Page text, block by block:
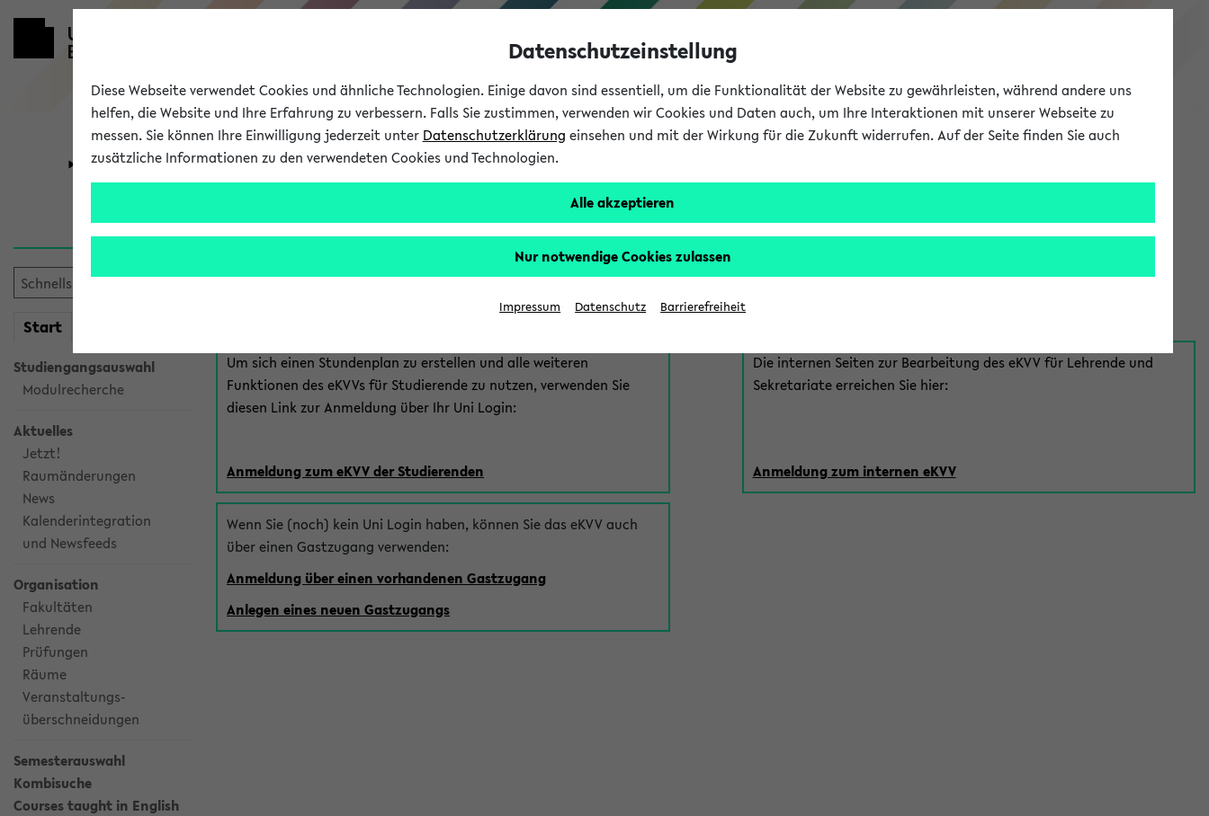
eKVV
Universität Forschung Studium
Start
Studiengangsauswahl
Modulrecherche
Aktuelles
Jetzt!
Raumänderungen
News
Kalenderintegration
und Newsfeeds
Organisation
Fakultäten
Lehrende
Prüfungen
Räume
Veranstaltungs-
überschneidungen
Semesterauswahl
Kombisuche
Courses taught in English
Anmeldung am eKVV
Es gibt mehrere Möglichkeiten zur Anmeldung am eKVV. Bitte wählen Sie die für Sie richtige aus:
Um sich einen Stundenplan zu erstellen und alle weiteren
Funktionen des eKVVs für Studierende zu nutzen, verwenden Sie
diesen Link zur Anmeldung über Ihr Uni Login:
Anmeldung zum eKVV der Studierenden
Wenn Sie (noch) kein Uni Login haben, können Sie das eKVV auch
über einen Gastzugang verwenden:
Anmeldung über einen vorhandenen Gastzugang
Anlegen eines neuen Gastzugangs
eKVV für Mitarbeiter*innen
Die internen Seiten zur Bearbeitung des eKVV für Lehrende und
Sekretariate erreichen Sie hier:
Anmeldung zum internen eKVV
Datenschutzeinstellung
Diese Webseite verwendet Cookies und ähnliche Technologien. Einige davon sind essentiell, um die Funktionalität der Website zu gewährleisten, während andere uns
helfen, die Website und Ihre Erfahrung zu verbessern. Falls Sie zustimmen, verwenden wir Cookies und Daten auch, um Ihre Interaktionen mit unserer Webseite zu
messen. Sie können Ihre Einwilligung jederzeit unter Datenschutzerklärung einsehen und mit der Wirkung für die Zukunft widerrufen. Auf der Seite finden Sie auch
zusätzliche Informationen zu den verwendeten Cookies und Technologien.
Alle akzeptieren
Nur notwendige Cookies zulassen
Impressum Datenschutz Barrierefreiheit